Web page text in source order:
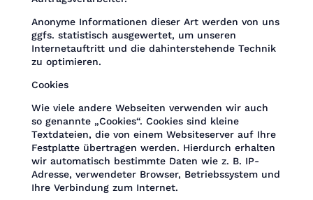
Anonyme Informationen dieser Art werden von uns
ggfs. statistisch ausgewertet, um unseren
Internetauftritt und die dahinterstehende Technik
zu optimieren.
Cookies
Wie viele andere Webseiten verwenden wir auch
so genannte „Cookies“. Cookies sind kleine
Textdateien, die von einem Websiteserver auf Ihre
Festplatte übertragen werden. Hierdurch erhalten
wir automatisch bestimmte Daten wie z. B. IP-
Adresse, verwendeter Browser, Betriebssystem und
Ihre Verbindung zum Internet.